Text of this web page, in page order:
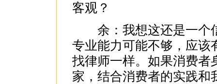
客观？
余：我想这还是一个
专业能力可能不够，应该
找律师一样。如果消费者
家，结合消费者的实践和